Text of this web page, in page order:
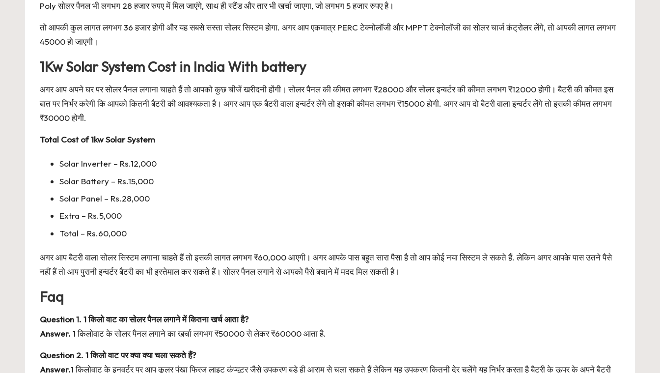
Poly सोलर पैनल भी लगभग 28 हजार रुपए में मिल जाएंगे, साथ ही स्टैंड और तार भी खर्चा जाएगा, जो लगभग 5 हजार रुपए है।
तो आपकी कुल लागत लगभग 36 हजार होगी और यह सबसे सस्ता सोलर सिस्टम होगा. अगर आप एकमात्र PERC टेक्नोलॉजी और MPPT टेक्नोलॉजी का सोलर चार्ज कंट्रोलर लेंगे, तो आपकी लागत लगभग
45000 हो जाएगी।
1Kw Solar System Cost in India With battery
अगर आप अपने घर पर सोलर पैनल लगाना चाहते हैं तो आपको कुछ चीजें खरीदनी होंगी। सोलर पैनल की कीमत लगभग ₹28000 और सोलर इन्वर्टर की कीमत लगभग ₹12000 होगी। बैटरी की कीमत इस
बात पर निर्भर करेगी कि आपको कितनी बैटरी की आवश्यकता है। अगर आप एक बैटरी वाला इन्वर्टर लेंगे तो इसकी कीमत लगभग ₹15000 होगी. अगर आप दो बैटरी वाला इन्वर्टर लेंगे तो इसकी कीमत लगभग
₹30000 होगी.
Total Cost of 1kw Solar System
Solar Inverter – Rs.12,000
Solar Battery – Rs.15,000
Solar Panel – Rs.28,000
Extra – Rs.5,000
Total – Rs.60,000
अगर आप बैटरी वाला सोलर सिस्टम लगाना चाहते हैं तो इसकी लागत लगभग ₹60,000 आएगी। अगर आपके पास बहुत सारा पैसा है तो आप कोई नया सिस्टम ले सकते हैं. लेकिन अगर आपके पास उतने पैसे
नहीं हैं तो आप पुरानी इन्वर्टर बैटरी का भी इस्तेमाल कर सकते हैं। सोलर पैनल लगाने से आपको पैसे बचाने में मदद मिल सकती है।
Faq
Question 1. 1 किलो वाट का सोलर पैनल लगाने में कितना खर्च आता है?
Answer. 1 किलोवाट के सोलर पैनल लगाने का खर्चा लगभग ₹50000 से लेकर ₹60000 आता है.
Question 2. 1 किलो वाट पर क्या क्या चला सकते हैं?
Answer.1 किलोवाट के इनवर्टर पर आप कूलर पंखा फ्रिज लाइट कंप्यूटर जैसे उपकरण बड़े ही आराम से चला सकते हैं लेकिन यह उपकरण कितनी देर चलेंगे यह निर्भर करता है बैटरी के ऊपर के अपने बैटरी